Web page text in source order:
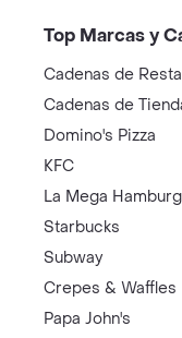
Top Marcas y
Cadenas de
Cadenas de
Domino's Pizza
KFC
La Mega
Starbucks
Subway
Crepes & Waffles
Papa John's